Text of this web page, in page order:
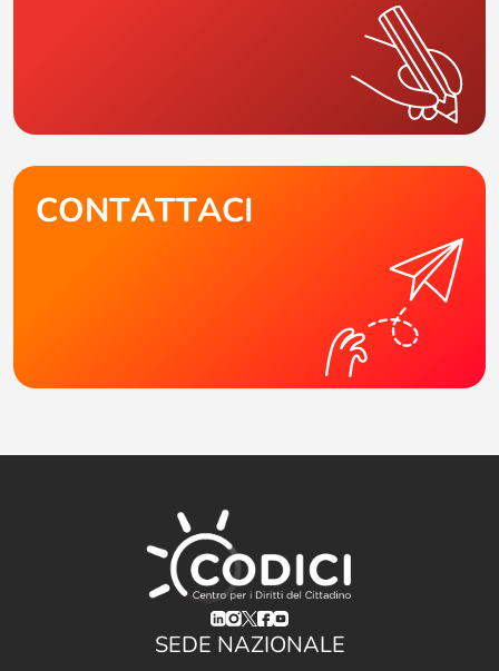
CONTATTACI
(opens in a new tab)
(opens in a new tab)
(opens in a new tab)
(opens in a new tab)
(opens in a new tab)
SEDE NAZIONALE